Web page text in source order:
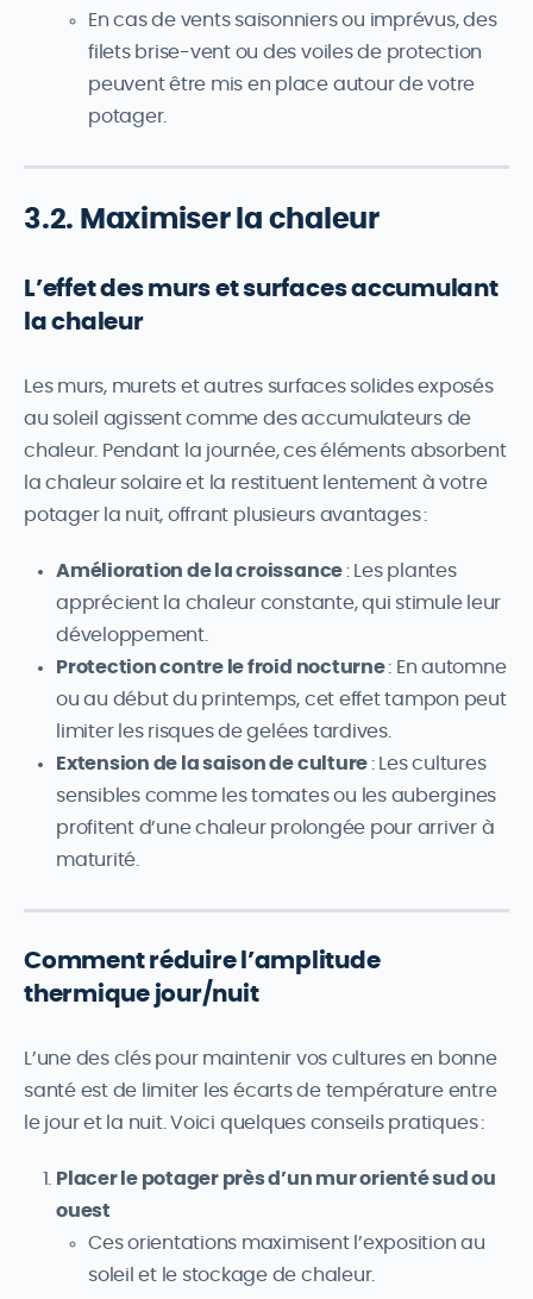
En cas de vents saisonniers ou imprévus, des
filets brise-vent ou des voiles de protection
peuvent être mis en place autour de votre
potager.
3.2. Maximiser la chaleur
L’effet des murs et surfaces accumulant
la chaleur
Les murs, murets et autres surfaces solides exposés
au soleil agissent comme des accumulateurs de
chaleur. Pendant la journée, ces éléments absorbent
la chaleur solaire et la restituent lentement à votre
potager la nuit, offrant plusieurs avantages :
Amélioration de la croissance: Les plantes
apprécient la chaleur constante, qui stimule leur
développement.
Protection contre le froid nocturne: En automne
ou au début du printemps, cet effet tampon peut
limiter les risques de gelées tardives.
Extension de la saison de culture: Les cultures
sensibles comme les tomates ou les aubergines
profitent d’une chaleur prolongée pour arriver à
maturité.
Comment réduire l’amplitude
thermique jour/nuit
L’une des clés pour maintenir vos cultures en bonne
santé est de limiter les écarts de température entre
le jour et la nuit. Voici quelques conseils pratiques :
Placer le potager près d’un mur orienté sud ou
ouest
Ces orientations maximisent l’exposition au
soleil et le stockage de chaleur.